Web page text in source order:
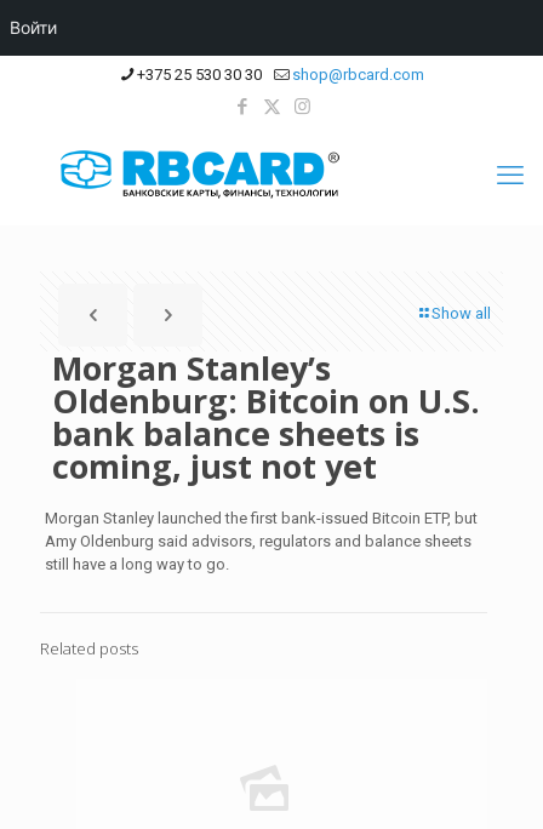
+375 25 530 30 30 shop@rbcard.com
Show all
Morgan Stanley’s
Oldenburg: Bitcoin on U.S.
bank balance sheets is
coming, just not yet
Morgan Stanley launched the first bank-issued Bitcoin ETP, but
Amy Oldenburg said advisors, regulators and balance sheets
still have a long way to go.
Related posts
Войти